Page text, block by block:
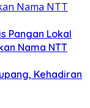
Pangan Lokal
Nama NTT
Kehadiran